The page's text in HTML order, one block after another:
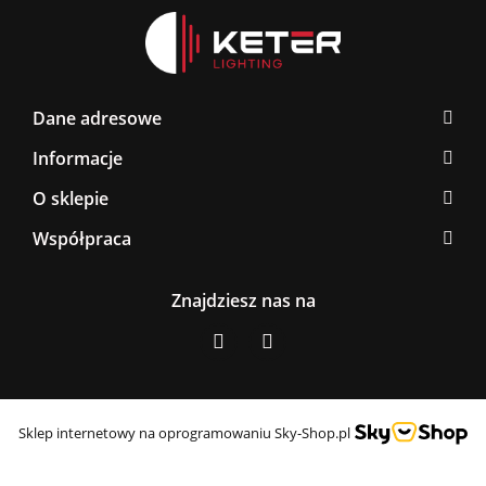
Dane adresowe
Informacje
O sklepie
Współpraca
Znajdziesz nas na
Sklep internetowy na oprogramowaniu Sky-Shop.pl